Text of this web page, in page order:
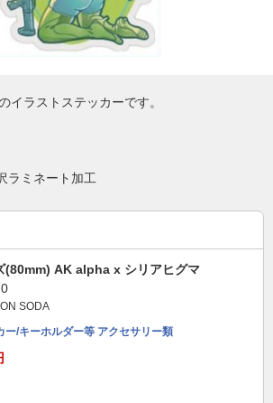
イラストステッカーです。
ラミネート加工
(80mm) AK alpha x シリアヒグマ
SODA
ー/キーホルダー等 アクセサリー類